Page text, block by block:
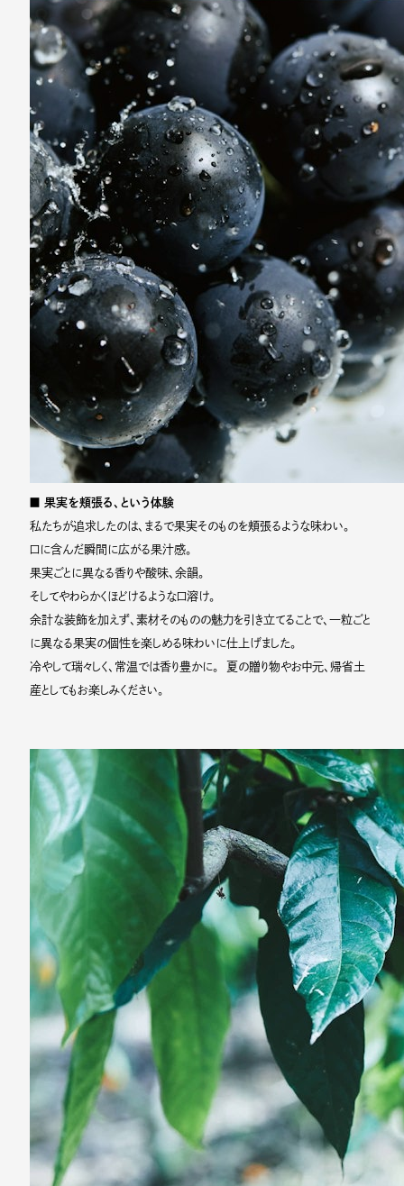
■ 果実を頬張る、という体験
私たちが追求したのは、まるで果実そのものを頬張るような味わい。
口に含んだ瞬間に広がる果汁感。
果実ごとに異なる香りや酸味、余韻。
そしてやわらかくほどけるような口溶け。
余計な装飾を加えず、素材そのものの魅力を引き立てることで、一粒ごと
に異なる果実の個性を楽しめる味わいに仕上げました。
冷やして瑞々しく、常温では香り豊かに。 夏の贈り物やお中元、帰省土
産としてもお楽しみください。